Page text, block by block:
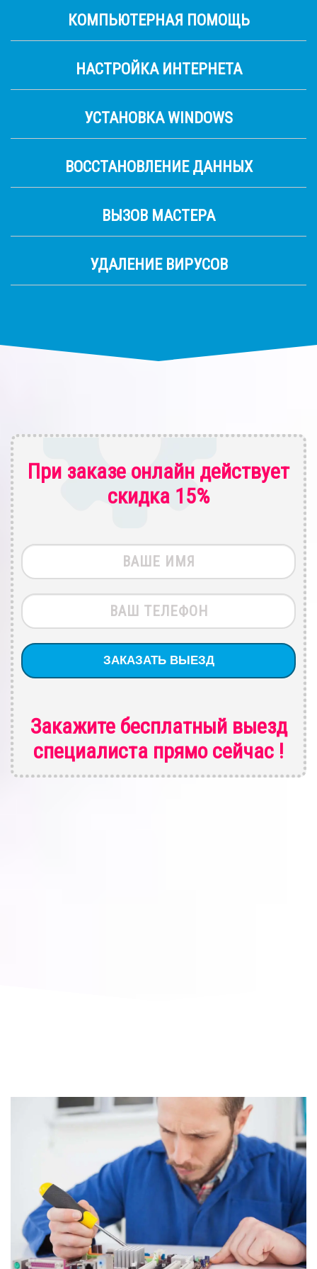
КОМПЬЮТЕРНАЯ ПОМОЩЬ
НАСТРОЙКА ИНТЕРНЕТА
УСТАНОВКА WINDOWS
ВОССТАНОВЛЕНИЕ ДАННЫХ
ВЫЗОВ МАСТЕРА
УДАЛЕНИЕ ВИРУСОВ
При заказе онлайн действует
скидка 15%
Закажите бесплатный выезд
специалиста прямо сейчас !